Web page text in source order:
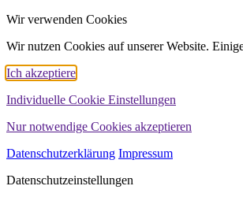
Wir verwenden Cookies
Wir nutzen Cookies auf unserer Website.
Ich akzeptiere
Individuelle Cookie Einstellungen
Nur notwendige Cookies akzeptieren
Datenschutzerklärung Impressum
Datenschutzeinstellungen